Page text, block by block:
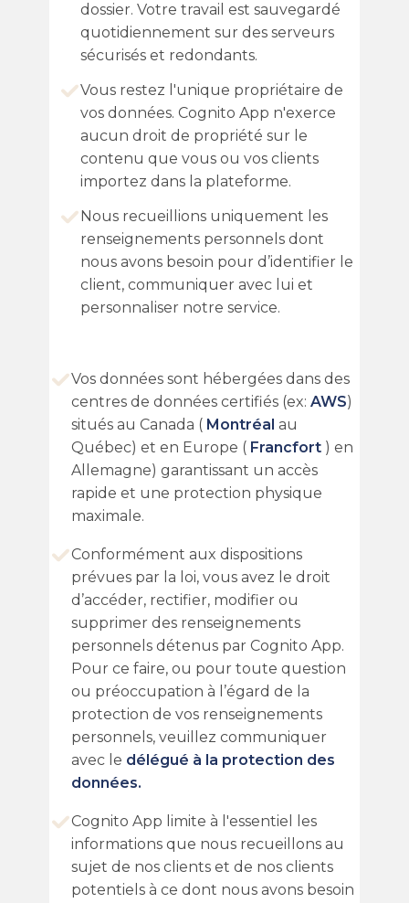
dossier. Votre travail est sauvegardé
quotidiennement sur des serveurs
sécurisés et redondants.
Vous restez l'unique propriétaire de
vos données. Cognito App n'exerce
aucun droit de propriété sur le
contenu que vous ou vos clients
importez dans la plateforme.
Nous recueillions uniquement les
renseignements personnels dont
nous avons besoin pour d’identifier le
client, communiquer avec lui et
personnaliser notre service.
Vos données sont hébergées dans des
centres de données certifiés (ex: AWS)
situés au Canada ( Montréal au
Québec) et en Europe ( Francfort) en
Allemagne) garantissant un accès
rapide et une protection physique
maximale.
Conformément aux dispositions
prévues par la loi, vous avez le droit
d’accéder, rectifier, modifier ou
supprimer des renseignements
personnels détenus par ​Cognito App.
Pour ce faire, ou pour toute question
ou préoccupation à l’égard de la
protection de vos renseignements
personnels, veuillez communiquer
avec le délégué à la protection des
données.
Cognito App limite à l'essentiel les
informations que nous recueillons au
sujet de nos clients et de nos clients
potentiels à ce dont nous avons besoin